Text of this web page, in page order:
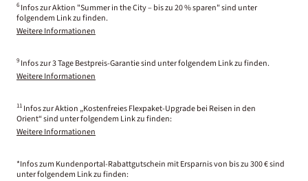
6 Infos zur Aktion "Summer in the City – bis zu 20 % sparen" sind unter
folgendem Link zu finden.
Weitere Informationen
9 Infos zur 3 Tage Bestpreis-Garantie sind unter folgendem Link zu finden.
Weitere Informationen
11 Infos zur Aktion „Kostenfreies Flexpaket-Upgrade bei Reisen in den
Orient“ sind unter folgendem Link zu finden:
Weitere Informationen
*Infos zum Kundenportal-Rabattgutschein mit Ersparnis von bis zu 300 € sind
unter folgendem Link zu finden: